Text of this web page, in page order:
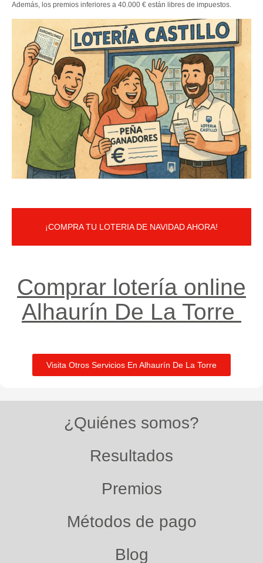
Además, los premios inferiores a 40.000 € están libres de impuestos.
¡COMPRA TU LOTERIA DE NAVIDAD AHORA!
Comprar lotería online
Alhaurín De La Torre ​
Visita Otros Servicios En Alhaurín De La Torre
¿Quiénes somos?
Resultados
Premios
Métodos de pago
Blog